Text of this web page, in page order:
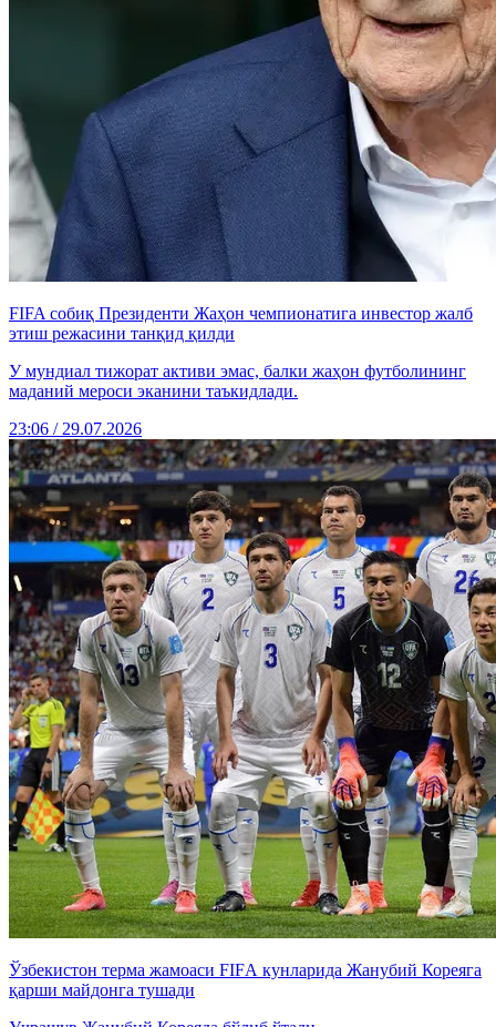
FIFA собиқ Президенти Жаҳон чемпионатига инвестор жалб
этиш режасини танқид қилди
У мундиал тижорат активи эмас, балки жаҳон футболининг
маданий мероси эканини таъкидлади.
23:06 / 29.07.2026
Ўзбекистон терма жамоаси FIFА кунларида Жанубий Кореяга
қарши майдонга тушади